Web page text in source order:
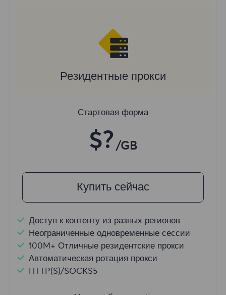
Резидентные прокси
Стартовая форма
$? /GB
Купить сейчас
Доступ к контенту из разных регионов
Неограниченные одновременные сессии
100M+ Отличные резидентские прокси
Автоматическая ротация прокси
HTTP(S)/SOCKS5